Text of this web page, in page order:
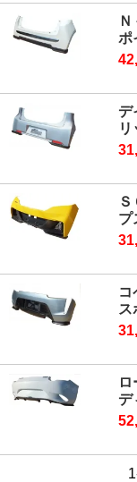
ポ
デ
プ
ス
デ